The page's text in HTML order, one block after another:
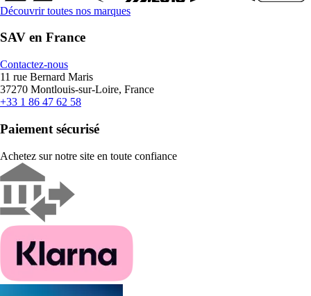
Découvrir toutes nos marques
SAV en France
Contactez-nous
11 rue Bernard Maris
37270 Montlouis-sur-Loire, France
+33 1 86 47 62 58
Paiement sécurisé
Achetez sur notre site en toute confiance